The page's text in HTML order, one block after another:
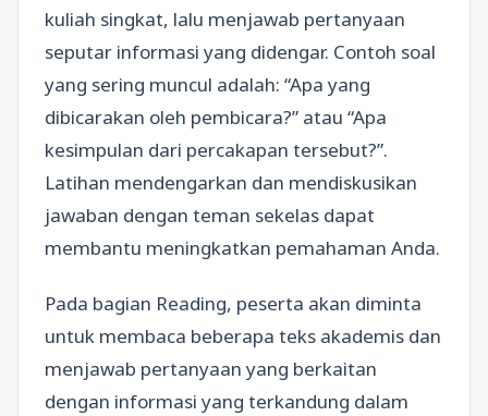
kuliah singkat, lalu menjawab pertanyaan
seputar informasi yang didengar. Contoh soal
yang sering muncul adalah: “Apa yang
dibicarakan oleh pembicara?” atau “Apa
kesimpulan dari percakapan tersebut?”.
Latihan mendengarkan dan mendiskusikan
jawaban dengan teman sekelas dapat
membantu meningkatkan pemahaman Anda.
Pada bagian Reading, peserta akan diminta
untuk membaca beberapa teks akademis dan
menjawab pertanyaan yang berkaitan
dengan informasi yang terkandung dalam